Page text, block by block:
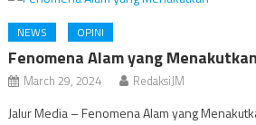
NEWS OPINI
Fenomena Alam yang Menakutkan
March 29, 2024 RedaksiJM
Jalur Media – Fenomena Alam yang